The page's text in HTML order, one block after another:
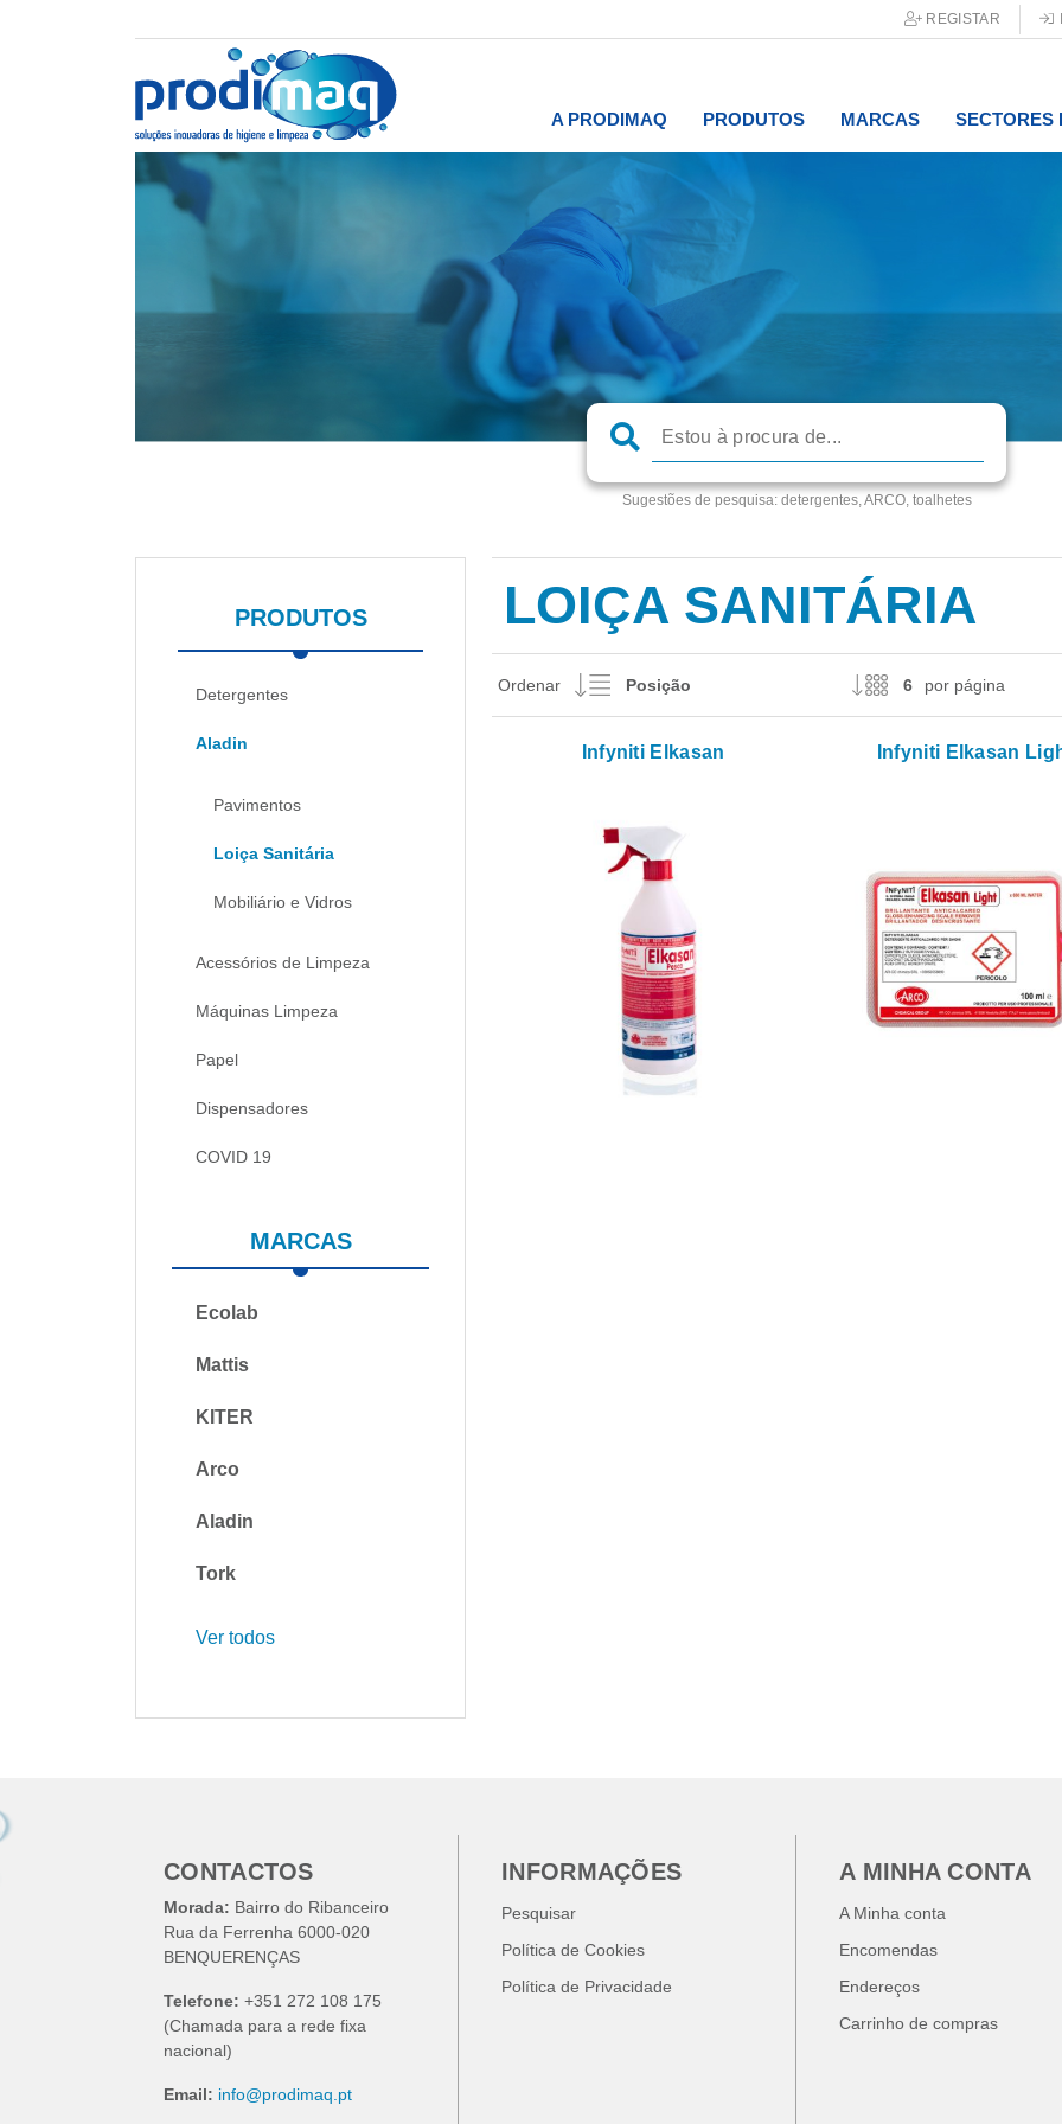
REGISTAR
A PRODIMAQ PRODUTOS MARCAS SECTORES
Sugestões de pesquisa:detergentes, ARCO, toalhetes
PRODUTOS
Detergentes
Aladin
Pavimentos
Loiça Sanitária
Mobiliário e Vidros
Acessórios de Limpeza
Máquinas Limpeza
Papel
Dispensadores
COVID 19
MARCAS
Ecolab
Mattis
KITER
Arco
Aladin
Tork
Ver todos
LOIÇA SANITÁRIA
Ordenar por página
Infyniti Elkasan Infyniti Elkasan
CONTACTOS
Morada: Bairro do Ribanceiro
Rua da Ferrenha 6000-020
BENQUERENÇAS
Telefone: +351 272 108 175
(Chamada para a rede fixa
nacional)
Email: info@prodimaq.pt
INFORMAÇÕES
Pesquisar
Política de Cookies
Política de Privacidade
A MINHA CONTA
A Minha conta
Encomendas
Endereços
Carrinho de compras